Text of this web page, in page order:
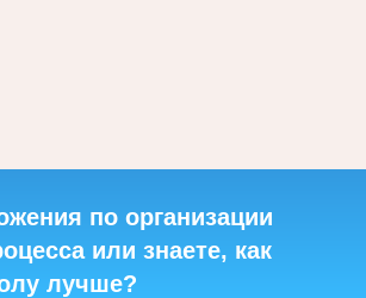
по организации
или знаете, как
лучше?